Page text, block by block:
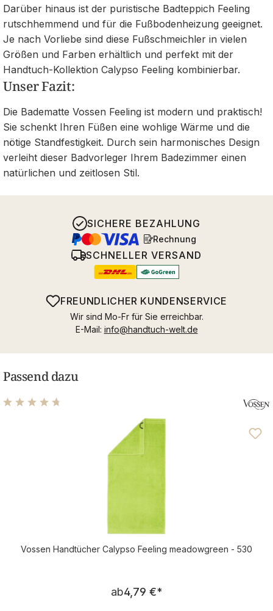
Darüber hinaus ist der puristische Badteppich Feeling
rutschhemmend und für die Fußbodenheizung geeignet.
Je nach Vorliebe sind diese Fußschmeichler in vielen
Größen und Farben erhältlich und perfekt mit der
Handtuch-Kollektion Calypso Feeling kombinierbar.
Unser Fazit:
Die Badematte Vossen Feeling ist modern und praktisch!
Sie schenkt Ihren Füßen eine wohlige Wärme und die
nötige Standfestigkeit. Durch sein harmonisches Design
verleiht dieser Badvorleger Ihrem Badezimmer einen
natürlichen und zeitlosen Stil.
SICHERE BEZAHLUNG
Rechnung
SCHNELLER VERSAND
FREUNDLICHER KUNDENSERVICE
Wir sind Mo-Fr für Sie erreichbar.
E-Mail: info@handtuch-welt.de
Passend dazu
Durchschnittliche Bewertung von 4.7 von 5 Sternen
Vossen Handtücher Calypso Feeling meadowgreen - 530
Regulärer Preis:
ab4,79 €*